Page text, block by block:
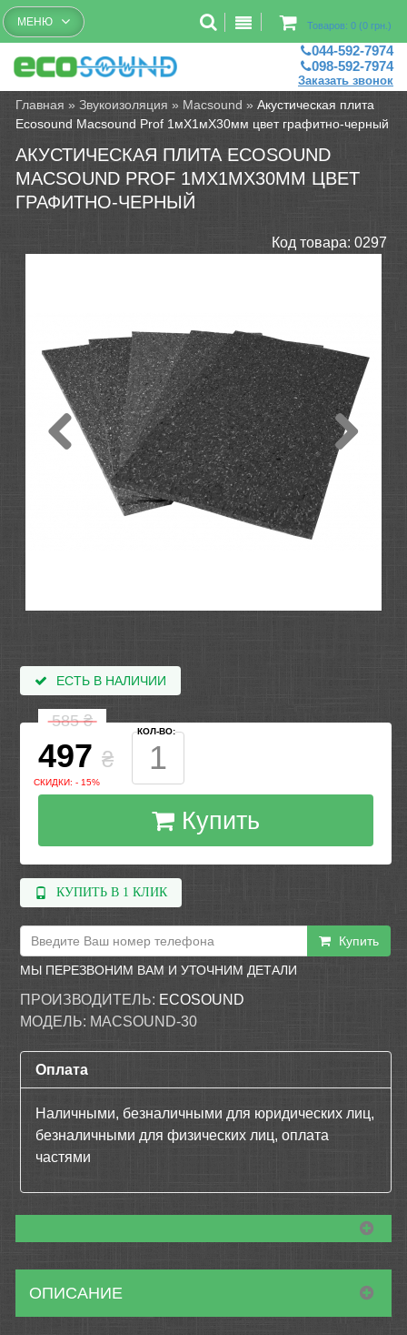
Бесплатный рассчет помещений
Товаров: 0 (0 грн.)
МЕНЮ
044-592-7974
098-592-7974
Заказать звонок
Главная »Звукоизоляция » Macsound »Акустическая плита
Ecosound Macsound Prof 1мХ1мХ30мм цвет графитно-черный
АКУСТИЧЕСКАЯ ПЛИТА ECOSOUND
MACSOUND PROF 1МХ1МХ30ММ ЦВЕТ
ГРАФИТНО-ЧЕРНЫЙ
Код товара: 0297
ЕСТЬ В НАЛИЧИИ
585₴
497 ₴
СКИДКИ: - 15%
КОЛ-ВО:
Купить
КУПИТЬ В 1 КЛИК
Купить
МЫ ПЕРЕЗВОНИМ ВАМ И УТОЧНИМ ДЕТАЛИ
ПРОИЗВОДИТЕЛЬ: ECOSOUND
МОДЕЛЬ: MACSOUND-30
Оплата
Наличными, безналичными для юридических лиц,
безналичными для физических лиц, оплата
частями
ОПИСАНИЕ